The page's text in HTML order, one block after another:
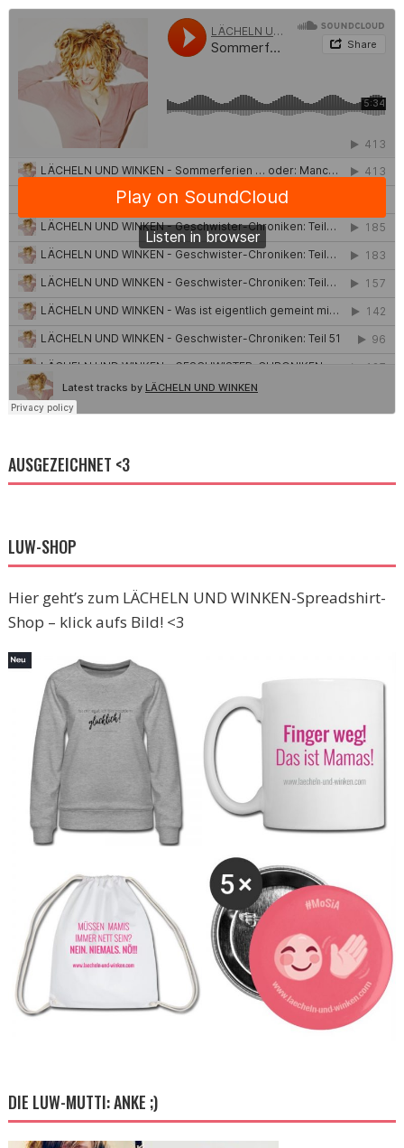
AUSGEZEICHNET <3
LUW-SHOP
Hier geht’s zum LÄCHELN UND WINKEN-Spreadshirt-
Shop – klick aufs Bild! <3
DIE LUW-MUTTI: ANKE ;)